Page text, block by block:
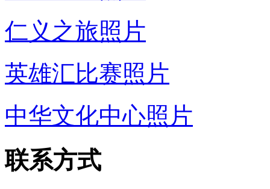
仁义之旅照片
英雄汇比赛照片
中华文化中心照片
联系方式